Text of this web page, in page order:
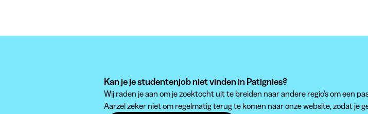
Kan je je studentenjob niet vinden in Patignies?
Wij raden je aan om je zoektocht uit te breiden naar andere regio's om een
Aarzel zeker niet om regelmatig terug te komen naar onze website, zodat je